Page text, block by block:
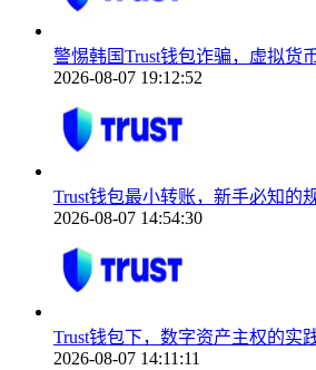
警惕韩国Trust钱包诈骗，虚拟货
2026-08-07 19:12:52
Trust钱包最小转账，新手必知的
2026-08-07 14:54:30
Trust钱包下，数字资产主权的实
2026-08-07 14:11:11